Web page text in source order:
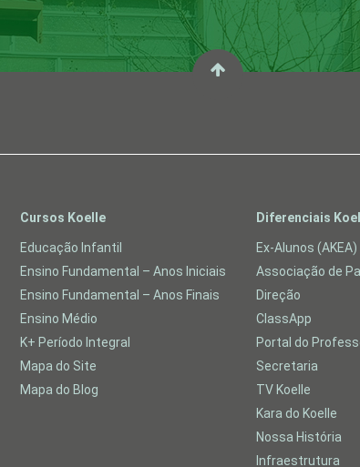
Cursos Koelle
Educação Infantil
Ensino Fundamental – Anos Iniciais
Ensino Fundamental – Anos Finais
Ensino Médio
K+ Período Integral
Mapa do Site
Mapa do Blog
Diferenciais
Ex-Alunos (AKEA)
Associação de
Direção
ClassApp
Portal do
Secretaria
TV Koelle
Kara do Koelle
Nossa História
Infraestrutura